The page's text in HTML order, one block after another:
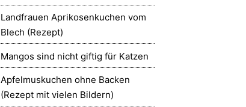
Landfrauen Aprikosenkuchen vom
Blech (Rezept)
Mangos sind nicht giftig für Katzen
Apfelmuskuchen ohne Backen
(Rezept mit vielen Bildern)